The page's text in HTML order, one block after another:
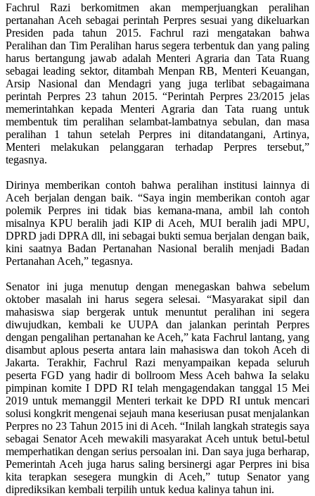
Fachrul Razi berkomitmen akan memperjuangkan peralihan
pertanahan Aceh sebagai perintah Perpres sesuai yang dikeluarkan
Presiden pada tahun 2015. Fachrul razi mengatakan bahwa
Peralihan dan Tim Peralihan harus segera terbentuk dan yang paling
harus bertangung jawab adalah Menteri Agraria dan Tata Ruang
sebagai leading sektor, ditambah Menpan RB, Menteri Keuangan,
Arsip Nasional dan Mendagri yang juga terlibat sebagaimana
perintah Perpres 23 tahun 2015. “Perintah Perpres 23/2015 jelas
memerintahkan kepada Menteri Agraria dan Tata ruang untuk
membentuk tim peralihan selambat-lambatnya sebulan, dan masa
peralihan 1 tahun setelah Perpres ini ditandatangani, Artinya,
Menteri melakukan pelanggaran terhadap Perpres tersebut,”
tegasnya.
Dirinya memberikan contoh bahwa peralihan institusi lainnya di
Aceh berjalan dengan baik. “Saya ingin memberikan contoh agar
polemik Perpres ini tidak bias kemana-mana, ambil lah contoh
misalnya KPU beralih jadi KIP di Aceh, MUI beralih jadi MPU,
DPRD jadi DPRA dll, ini sebagai bukti semua berjalan dengan baik,
kini saatnya Badan Pertanahan Nasional beralih menjadi Badan
Pertanahan Aceh,” tegasnya.
Senator ini juga menutup dengan menegaskan bahwa sebelum
oktober masalah ini harus segera selesai. “Masyarakat sipil dan
mahasiswa siap bergerak untuk menuntut peralihan ini segera
diwujudkan, kembali ke UUPA dan jalankan perintah Perpres
dengan pengalihan pertanahan ke Aceh,” kata Fachrul lantang, yang
disambut aplous peserta antara lain mahasiswa dan tokoh Aceh di
Jakarta. Terakhir, Fachrul Razi menyampaikan kepada seluruh
peserta FGD yang hadir di bollroom Mess Aceh bahwa Ia selaku
pimpinan komite I DPD RI telah mengagendakan tanggal 15 Mei
2019 untuk memanggil Menteri terkait ke DPD RI untuk mencari
solusi kongkrit mengenai sejauh mana keseriusan pusat menjalankan
Perpres no 23 Tahun 2015 ini di Aceh. “Inilah langkah strategis saya
sebagai Senator Aceh mewakili masyarakat Aceh untuk betul-betul
memperhatikan dengan serius persoalan ini. Dan saya juga berharap,
Pemerintah Aceh juga harus saling bersinergi agar Perpres ini bisa
kita terapkan sesegera mungkin di Aceh,” tutup Senator yang
diprediksikan kembali terpilih untuk kedua kalinya tahun ini.